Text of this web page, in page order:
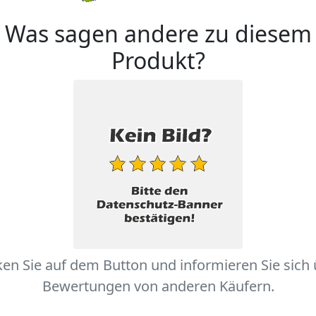
Was sagen andere zu diesem
Produkt?
Sie auf dem Button und informieren Sie sich
Bewertungen von anderen Käufern.